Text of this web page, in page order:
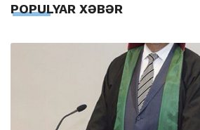
POPULYAR XƏBƏR